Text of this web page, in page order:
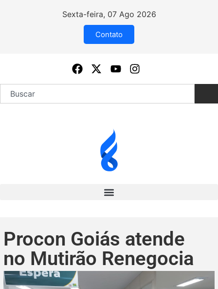
Sexta-feira, 07 Ago 2026
Contato
Procon Goiás atende
no Mutirão Renegocia